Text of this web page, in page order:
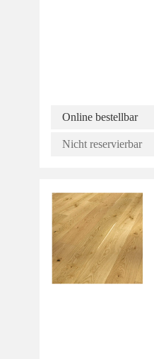
Online bestellbar
Nicht reservierbar